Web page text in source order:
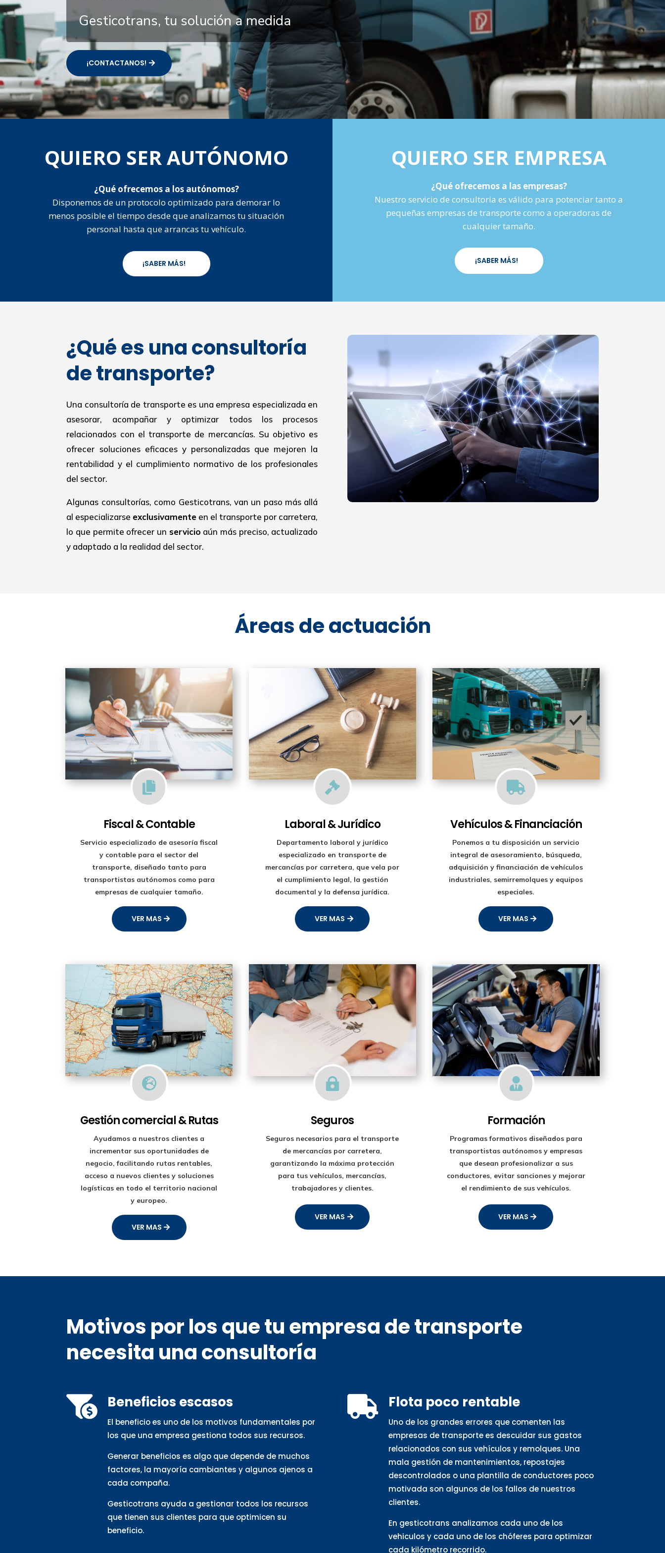
Gesticotrans, tu solución a medida
¡CONTACTANOS!
QUIERO SER AUTÓNOMO
¿Qué ofrecemos a los autónomos?
Disponemos de un protocolo optimizado para demorar lo
menos posible el tiempo desde que analizamos tu situación
personal hasta que arrancas tu vehículo.
¡SABER MÁS!
QUIERO SER EMPRESA
¿Qué ofrecemos a las empresas?
Nuestro servicio de consultoría es válido para potenciar tanto a
pequeñas empresas de transporte como a operadoras de
cualquier tamaño.
¡SABER MÁS!
¿Qué es una consultoría
de transporte?
Una consultoría de transporte es una empresa especializada en
asesorar, acompañar y optimizar todos los procesos
relacionados con el transporte de mercancías. Su objetivo es
ofrecer soluciones eficaces y personalizadas que mejoren la
rentabilidad y el cumplimiento normativo de los profesionales
del sector.
Algunas consultorías, como Gesticotrans, van un paso más allá
al especializarse exclusivamente en el transporte por carretera,
lo que permite ofrecer un servicio aún más preciso, actualizado
y adaptado a la realidad del sector.
Áreas de actuación

Fiscal & Contable
Servicio especializado de asesoría fiscal
y contable para el sector del
transporte, diseñado tanto para
transportistas autónomos como para
empresas de cualquier tamaño.
VER MAS

Laboral & Jurídico
Departamento laboral y jurídico
especializado en transporte de
mercancías por carretera, que vela por
el cumplimiento legal, la gestión
documental y la defensa jurídica.
VER MAS

Vehículos & Financiación
Ponemos a tu disposición un servicio
integral de asesoramiento, búsqueda,
adquisición y financiación de vehículos
industriales, semirremolques y equipos
especiales.
VER MAS

Gestión comercial & Rutas
Ayudamos a nuestros clientes a
incrementar sus oportunidades de
negocio, facilitando rutas rentables,
acceso a nuevos clientes y soluciones
logísticas en todo el territorio nacional
y europeo.
VER MAS

Seguros
Seguros necesarios para el transporte
de mercancías por carretera,
garantizando la máxima protección
para tus vehículos, mercancías,
trabajadores y clientes.
VER MAS

Formación
Programas formativos diseñados para
transportistas autónomos y empresas
que desean profesionalizar a sus
conductores, evitar sanciones y mejorar
el rendimiento de sus vehículos.
VER MAS
Motivos por los que tu empresa de transporte
necesita una consultoría
 Beneficios escasos
El beneficio es uno de los motivos fundamentales por
los que una empresa gestiona todos sus recursos.
Generar beneficios es algo que depende de muchos
factores, la mayoría cambiantes y algunos ajenos a
cada compaña.
Gesticotrans ayuda a gestionar todos los recursos
que tienen sus clientes para que optimicen su
beneficio.
 Flota poco rentable
Uno de los grandes errores que comenten las
empresas de transporte es descuidar sus gastos
relacionados con sus vehículos y remolques. Una
mala gestión de mantenimientos, repostajes
descontrolados o una plantilla de conductores poco
motivada son algunos de los fallos de nuestros
clientes.
En gesticotrans analizamos cada uno de los
vehiculos y cada uno de los chóferes para optimizar
cada kilómetro recorrido.